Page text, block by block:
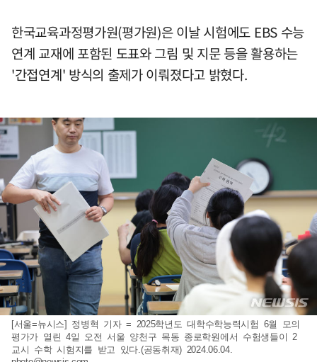
한국교육과정평가원(평가원)은 이날 시험에도 EBS 수능
연계 교재에 포함된 도표와 그림 및 지문 등을 활용하는
'간접연계' 방식의 출제가 이뤄졌다고 밝혔다.
[서울=뉴시스] 정병혁 기자 = 2025학년도 대학수학능력시험 6월 모의
평가가 열린 4일 오전 서울 양천구 목동 종로학원에서 수험생들이 2
교시 수학 시험지를 받고 있다.(공동취재) 2024.06.04.